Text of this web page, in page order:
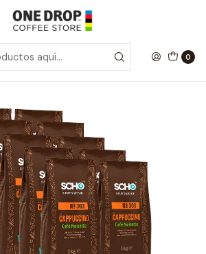
0
CAJA 10un Café Cappuccino Noisette 1 kg.